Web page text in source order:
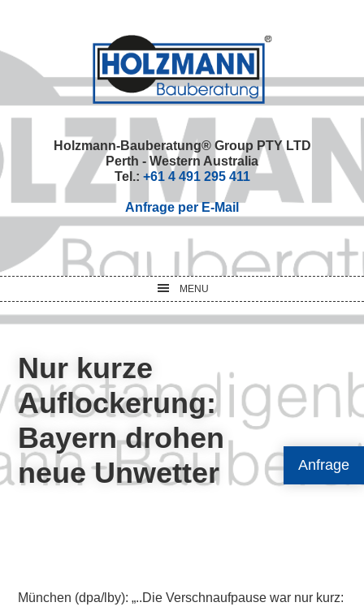
Anfrage
primary
navigation
main
content
primary
sidebar
footer
Holzmann-Bauberatung® Group PTY LTD
Perth - Western Australia
Tel.: +61 4 491 295 411
Anfrage per E-Mail
MENU
Nur kurze
Auflockerung:
Bayern drohen
neue Unwetter
München (dpa/lby): „..Die Verschnaufpause war nur kurz: